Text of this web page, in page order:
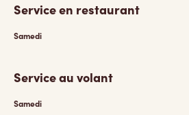
Service en restaurant
Samedi
Service au volant
Samedi